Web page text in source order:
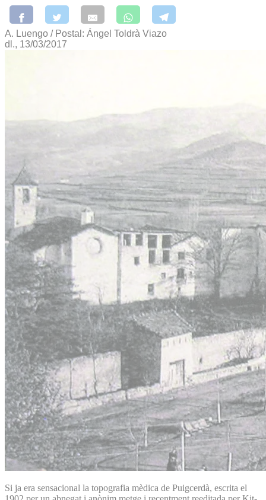
A. Luengo / Postal: Ángel Toldrà Viazo
dl., 13/03/2017
Si ja era sensacional la topografia mèdica de Puigcerdà, escrita el